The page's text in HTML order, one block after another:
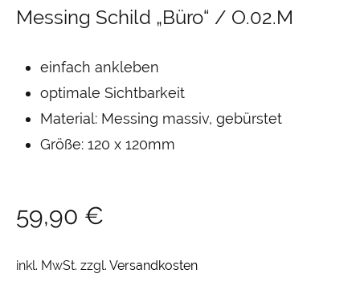
Messing Schild „Büro“ / O.02.M
einfach ankleben
optimale Sichtbarkeit
Material: Messing massiv, gebürstet
Größe: 120 x 120mm
59,90 €
inkl. MwSt. zzgl. Versandkosten